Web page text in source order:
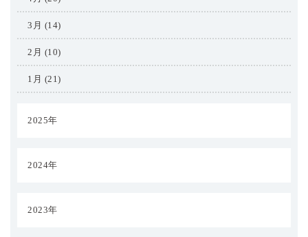
3月 (14)
2月 (10)
1月 (21)
2025年
2024年
2023年